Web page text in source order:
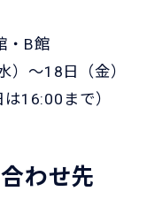
・B館
）～18日（金）
まで）
わせ先